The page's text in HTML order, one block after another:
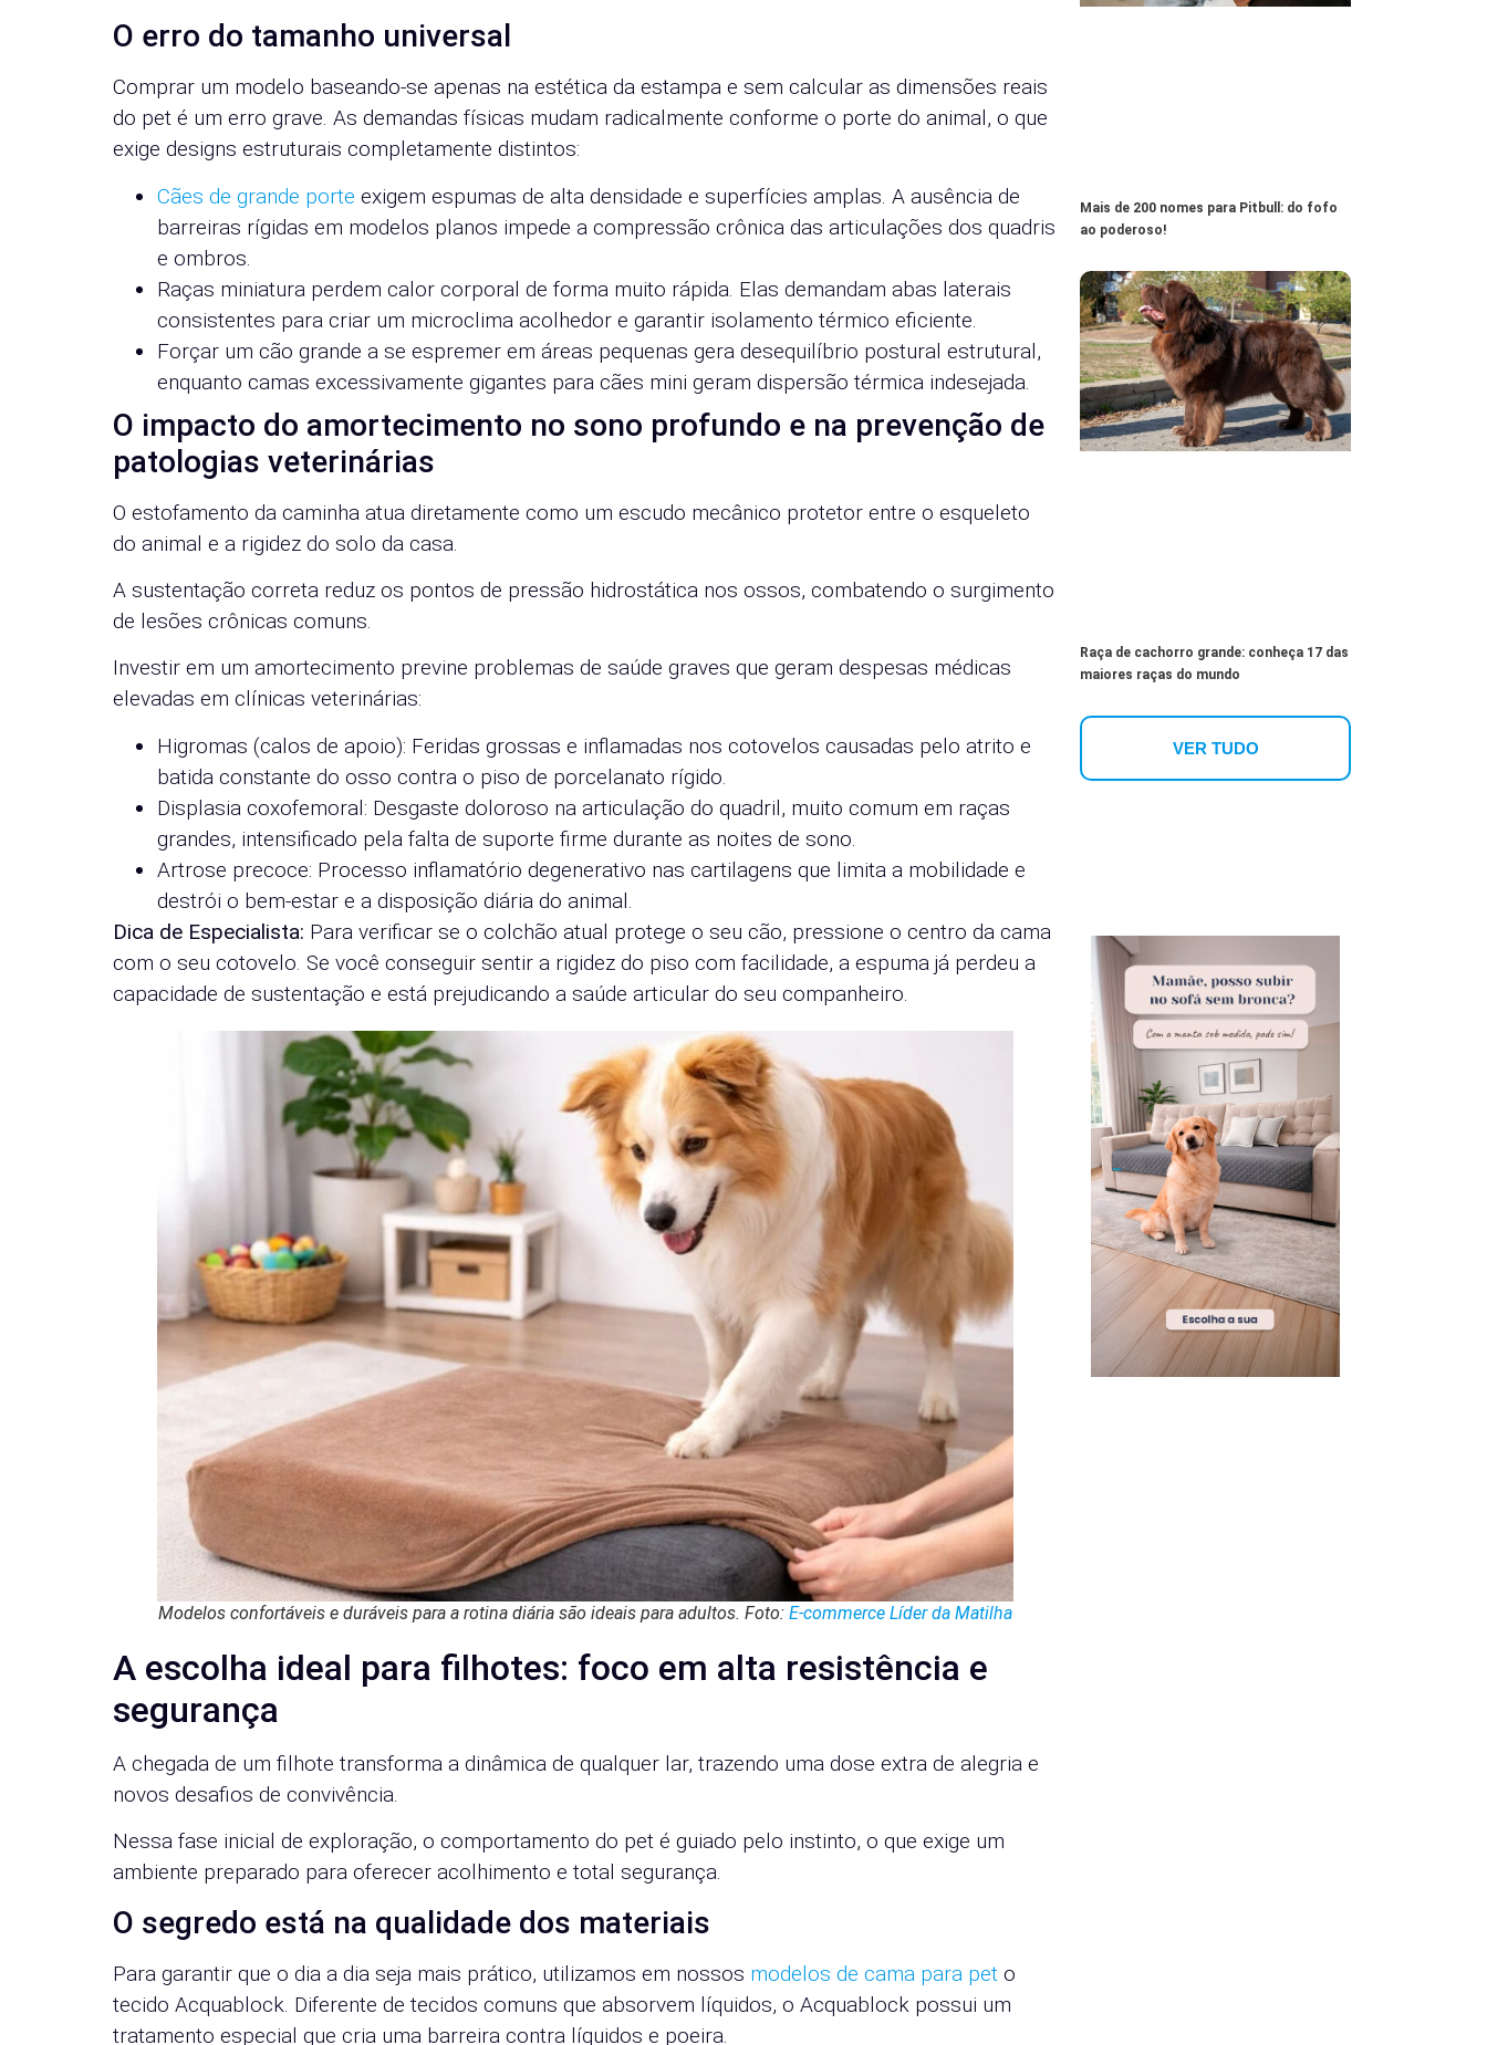
O erro do tamanho universal
Comprar um modelo baseando-se apenas na estética da estampa e sem calcular as dimensões reais
do pet é um erro grave. As demandas físicas mudam radicalmente conforme o porte do animal, o que
exige designs estruturais completamente distintos:
Cães de grande porte exigem espumas de alta densidade e superfícies amplas. A ausência de
barreiras rígidas em modelos planos impede a compressão crônica das articulações dos quadris
e ombros.
Raças miniatura perdem calor corporal de forma muito rápida. Elas demandam abas laterais
consistentes para criar um microclima acolhedor e garantir isolamento térmico eficiente.
Forçar um cão grande a se espremer em áreas pequenas gera desequilíbrio postural estrutural,
enquanto camas excessivamente gigantes para cães mini geram dispersão térmica indesejada.
O impacto do amortecimento no sono profundo e na prevenção de
patologias veterinárias
O estofamento da caminha atua diretamente como um escudo mecânico protetor entre o esqueleto
do animal e a rigidez do solo da casa.
A sustentação correta reduz os pontos de pressão hidrostática nos ossos, combatendo o surgimento
de lesões crônicas comuns.
Investir em um amortecimento previne problemas de saúde graves que geram despesas médicas
elevadas em clínicas veterinárias:
Higromas (calos de apoio): Feridas grossas e inflamadas nos cotovelos causadas pelo atrito e
batida constante do osso contra o piso de porcelanato rígido.
Displasia coxofemoral: Desgaste doloroso na articulação do quadril, muito comum em raças
grandes, intensificado pela falta de suporte firme durante as noites de sono.
Artrose precoce: Processo inflamatório degenerativo nas cartilagens que limita a mobilidade e
destrói o bem-estar e a disposição diária do animal.
Dica de Especialista: Para verificar se o colchão atual protege o seu cão, pressione o centro da cama
com o seu cotovelo. Se você conseguir sentir a rigidez do piso com facilidade, a espuma já perdeu a
capacidade de sustentação e está prejudicando a saúde articular do seu companheiro.
Modelos confortáveis e duráveis para a rotina diária são ideais para adultos. Foto: E-commerce Líder da Matilha
A escolha ideal para filhotes: foco em alta resistência e
segurança
A chegada de um filhote transforma a dinâmica de qualquer lar, trazendo uma dose extra de alegria e
novos desafios de convivência.
Nessa fase inicial de exploração, o comportamento do pet é guiado pelo instinto, o que exige um
ambiente preparado para oferecer acolhimento e total segurança.
O segredo está na qualidade dos materiais
Para garantir que o dia a dia seja mais prático, utilizamos em nossos modelos de cama para pet o
tecido Acquablock. Diferente de tecidos comuns que absorvem líquidos, o Acquablock possui um
tratamento especial que cria uma barreira contra líquidos e poeira.
Mais de 200 nomes para Pitbull: do fofo
ao poderoso!
Raça de cachorro grande: conheça 17 das
maiores raças do mundo
VER TUDO